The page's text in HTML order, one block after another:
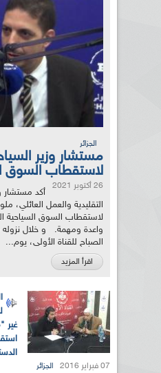
الجزائر
مستشار وزير
لاستقطاب السوق
26 أكتوبر 2021
أكد مستشار
التقليدية والعمل العائلي،
لاستقطاب السوق السياحية
واعدة ومهمة. و خلال
الصباح للقناة الأولى، يوم...
اقرأ المزيد
غير
07 فبراير 2016 الجزائر